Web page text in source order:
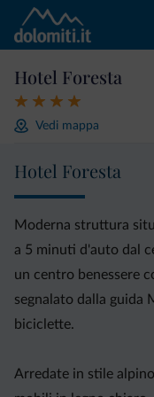
Hotel Foresta
Vedi mappa
Hotel Foresta
Moderna struttura
a 5 minuti d'auto dal
un centro benessere
segnalato dalla guida
biciclette.
Arredate in stile